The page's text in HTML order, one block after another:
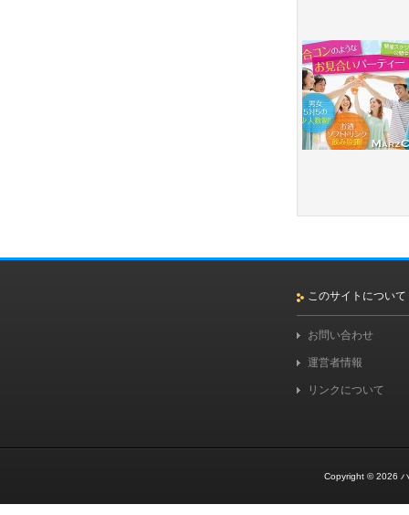
このサイトについて
お問い合わせ
運営者情報
リンクについて
Copyright © 2026